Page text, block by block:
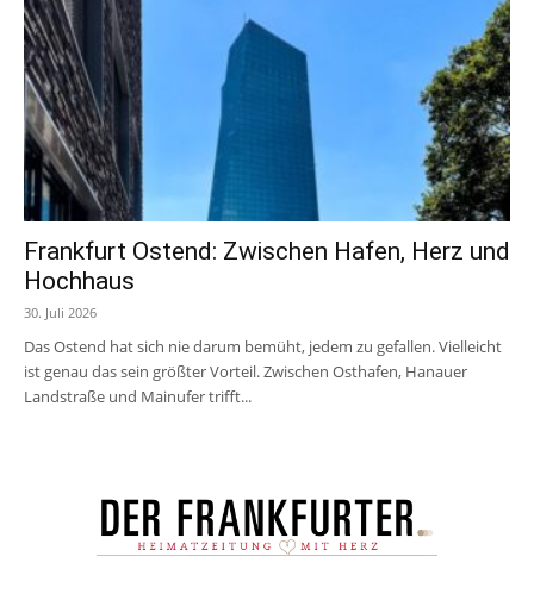
Frankfurt Ostend: Zwischen Hafen, Herz und
Hochhaus
30. Juli 2026
Das Ostend hat sich nie darum bemüht, jedem zu gefallen. Vielleicht
ist genau das sein größter Vorteil. Zwischen Osthafen, Hanauer
Landstraße und Mainufer trifft...